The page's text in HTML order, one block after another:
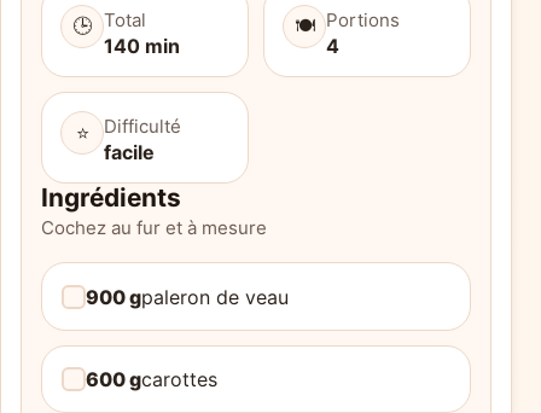
🕒 Total
140 min
🍽️ Portions
4
⭐ Difficulté
facile
Ingrédients
Cochez au fur et à mesure
900 gpaleron de veau
600 gcarottes